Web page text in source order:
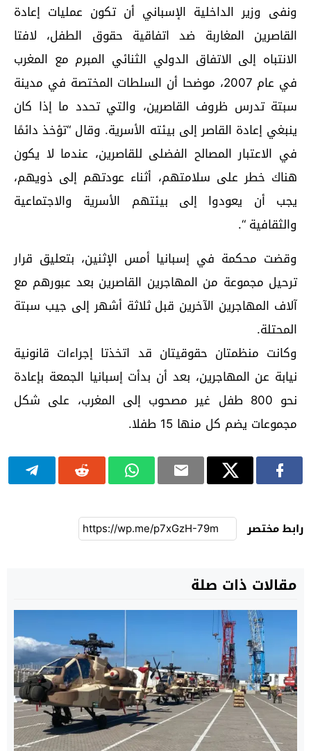
ونفى وزير الداخلية الإسباني أن تكون عمليات إعادة
القاصرين المغاربة ضد اتفاقية حقوق الطفل، لافتا
الانتباه إلى الاتفاق الدولي الثنائي المبرم مع المغرب
في عام 2007، موضحا أن السلطات المختصة في مدينة
سبتة تدرس ظروف القاصرين، والتي تحدد ما إذا كان
ينبغي إعادة القاصر إلى بيئته الأسرية. وقال “تؤخذ دائمًا
في الاعتبار المصالح الفضلى للقاصرين، عندما لا يكون
هناك خطر على سلامتهم، أثناء عودتهم إلى ذويهم،
يجب أن يعودوا إلى بيئتهم الأسرية والاجتماعية
والثقافية “.
وقضت محكمة في إسبانيا أمس الإثنين، بتعليق قرار
ترحيل مجموعة من المهاجرين القاصرين بعد عبورهم مع
آلاف المهاجرين الآخرين قبل ثلاثة أشهر إلى جيب سبتة
المحتلة.
وكانت منظمتان حقوقيتان قد اتخذتا إجراءات قانونية
نيابة عن المهاجرين، بعد أن بدأت إسبانيا الجمعة بإعادة
نحو 800 طفل غير مصحوب إلى المغرب، على شكل
مجموعات يضم كل منها 15 طفلا.
رابط مختصر
مقالات ذات صلة